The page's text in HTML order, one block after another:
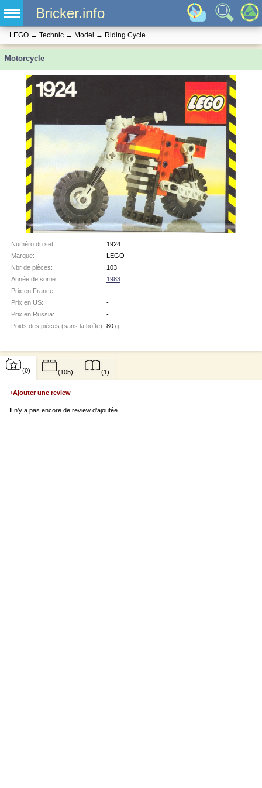
Bricker.info
LEGO → Technic → Model → Riding Cycle
Motorcycle
Numéro du set:
1924
Marque:
LEGO
Nbr de pièces:
103
Année de sortie:
1983
Prix en France:
-
Prix en US:
-
Prix en Russia:
-
Poids des pièces (sans la boîte): 80 g
(0)
+Ajouter une review
Il n’y a pas encore de review d’ajoutée.
(105) (1)